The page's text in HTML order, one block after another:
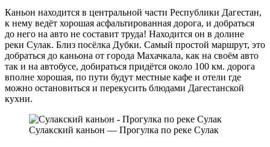
Каньон находится в центральной части Республики Дагестан,
к нему ведёт хорошая асфальтированная дорога, и добраться
до него на авто не составит труда! Находится он в долине
реки Сулак. Близ посёлка Дубки. Самый простой маршрут, это
добраться до каньона от города Махачкала, как на своём авто
так и на автобусе, добираться придётся около 100 км. дорога
вполне хорошая, по пути будут местные кафе и отели где
можно остановиться и перекусить блюдами Дагестанской
кухни.
Сулакский каньон — Прогулка по реке Сулак